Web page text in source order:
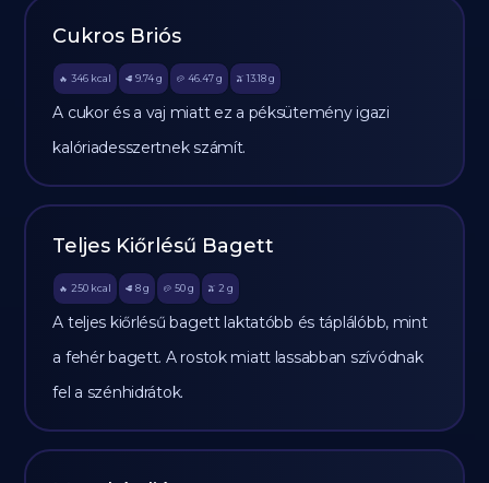
Cukros Briós
🔥 346 kcal 🥩 9.74 g 🥔 46.47g 🫒 13.18 g
A cukor és a vaj miatt ez a péksütemény igazi
kalóriadesszertnek számít.
Teljes Kiőrlésű Bagett
🔥 250 kcal 🥩 8 g 🥔 50g 🫒 2 g
A teljes kiőrlésű bagett laktatóbb és táplálóbb, mint
a fehér bagett. A rostok miatt lassabban szívódnak
fel a szénhidrátok.